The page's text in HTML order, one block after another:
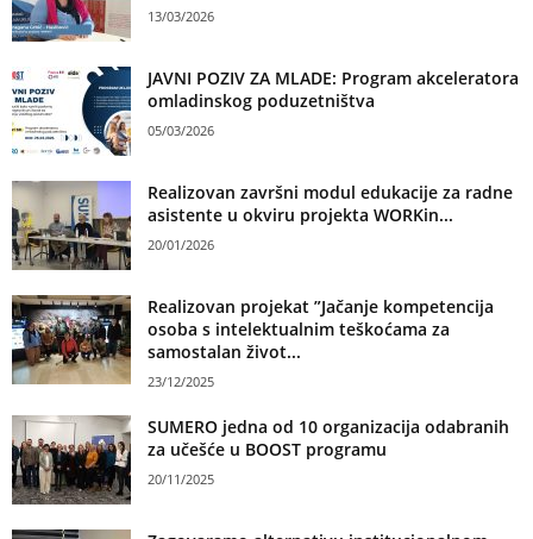
13/03/2026
JAVNI POZIV ZA MLADE: Program akceleratora
omladinskog poduzetništva
05/03/2026
Realizovan završni modul edukacije za radne
asistente u okviru projekta WORKin...
20/01/2026
Realizovan projekat ”Jačanje kompetencija
osoba s intelektualnim teškoćama za
samostalan život...
23/12/2025
SUMERO jedna od 10 organizacija odabranih
za učešće u BOOST programu
20/11/2025